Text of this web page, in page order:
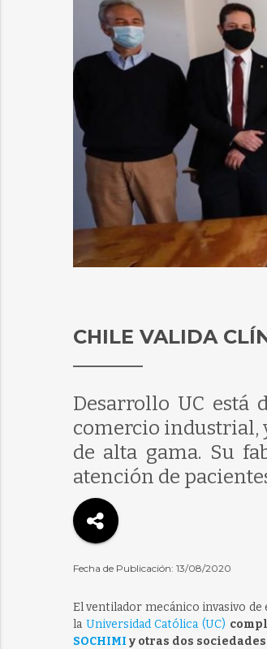
CHILE VALIDA
Desarrollo UC está
comercio industrial,
de alta gama. Su
atención de
Fecha de Publicación: 13/08/2020
El ventilador mecánico invasivo de
la Universidad Católica (UC)
SOCHIMI y otras dos